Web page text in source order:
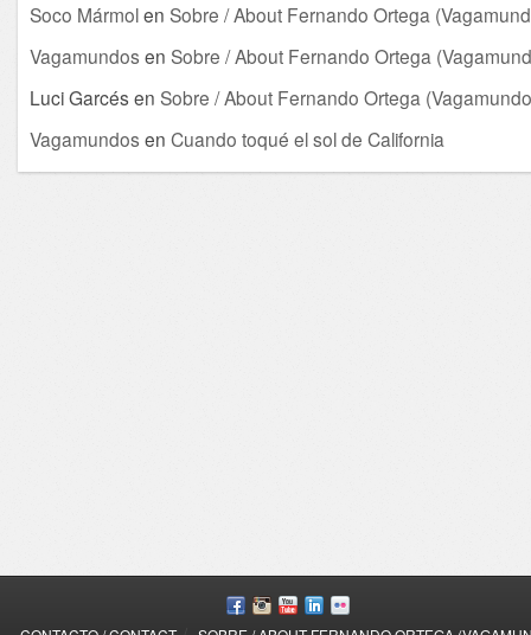
Soco Mármolen Sobre / About Fernando Ortega
Vagamundos en Sobre / About Fernando Ortega
Luci Garcés en Sobre / About Fernando Ortega
Vagamundos en Cuando toqué el sol de California